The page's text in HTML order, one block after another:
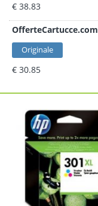
€ 38.83
OfferteCartucce.com
Originale
€ 30.85